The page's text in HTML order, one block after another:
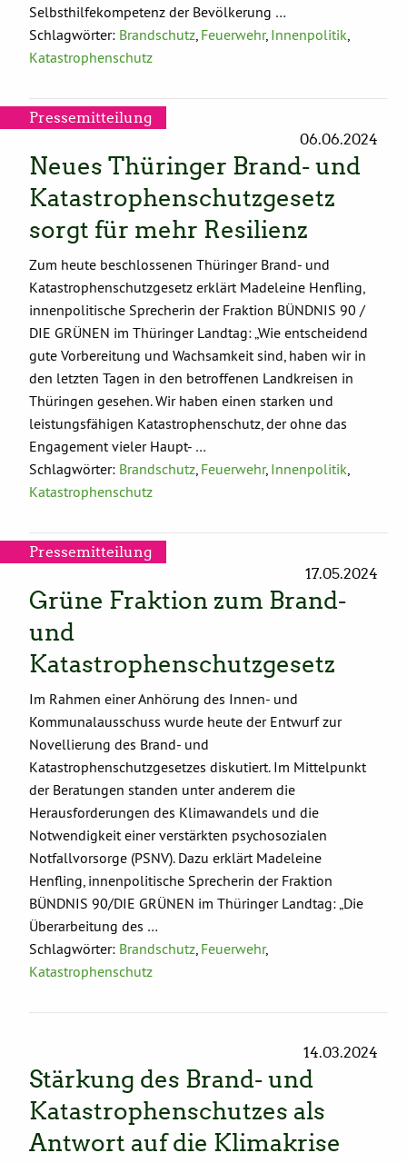
Selbsthilfekompetenz der Bevölkerung …
Schlagwörter: Brandschutz, Feuerwehr, Innenpolitik,
Katastrophenschutz
Pressemitteilung
06.06.2024
Neues Thüringer Brand- und
Katastrophenschutzgesetz
sorgt für mehr Resilienz
Zum heute beschlossenen Thüringer Brand- und
Katastrophenschutzgesetz erklärt Madeleine Henfling,
innenpolitische Sprecherin der Fraktion BÜNDNIS 90 /
DIE GRÜNEN im Thüringer Landtag: „Wie entscheidend
gute Vorbereitung und Wachsamkeit sind, haben wir in
den letzten Tagen in den betroffenen Landkreisen in
Thüringen gesehen. Wir haben einen starken und
leistungsfähigen Katastrophenschutz, der ohne das
Engagement vieler Haupt- …
Schlagwörter: Brandschutz, Feuerwehr, Innenpolitik,
Katastrophenschutz
Pressemitteilung
17.05.2024
Grüne Fraktion zum Brand-
und
Katastrophenschutzgesetz
Im Rahmen einer Anhörung des Innen- und
Kommunalausschuss wurde heute der Entwurf zur
Novellierung des Brand- und
Katastrophenschutzgesetzes diskutiert. Im Mittelpunkt
der Beratungen standen unter anderem die
Herausforderungen des Klimawandels und die
Notwendigkeit einer verstärkten psychosozialen
Notfallvorsorge (PSNV). Dazu erklärt Madeleine
Henfling, innenpolitische Sprecherin der Fraktion
BÜNDNIS 90/DIE GRÜNEN im Thüringer Landtag: „Die
Überarbeitung des …
Schlagwörter: Brandschutz Feuerwehr,
Katastrophenschutz
14.03.2024
Stärkung des Brand- und
Katastrophenschutzes als
Antwort auf die Klimakrise